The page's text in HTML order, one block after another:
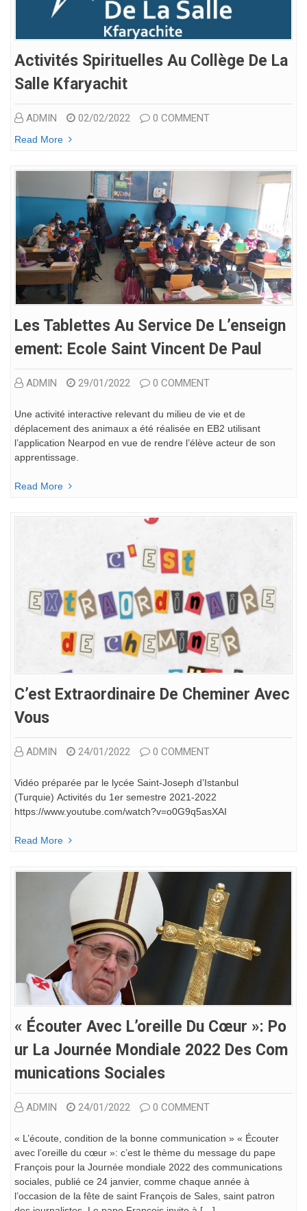
Activités Spirituelles Au Collège De La
Salle Kfaryachit
ADMIN 02/02/2022 0 COMMENT
Read More
Les Tablettes Au Service De L’enseign
Ement: Ecole Saint Vincent De Paul
ADMIN 29/01/2022 0 COMMENT
Une activité interactive relevant du milieu de vie et de
déplacement des animaux a été réalisée en EB2 utilisant
l’application Nearpod en vue de rendre l’élève acteur de son
apprentissage.
Read More
C’est Extraordinaire De Cheminer Avec
Vous
ADMIN 24/01/2022 0 COMMENT
Vidéo préparée par le lycée Saint-Joseph d’Istanbul
(Turquie) Activités du 1er semestre 2021-2022
https://www.youtube.com/watch?v=o0G9q5asXAI
Read More
« Écouter Avec L’oreille Du Cœur »: Po
Ur La Journée Mondiale 2022 Des Com
Munications Sociales
ADMIN 24/01/2022 0 COMMENT
« L’écoute, condition de la bonne communication » « Écouter
avec l’oreille du cœur »: c’est le thème du message du pape
François pour la Journée mondiale 2022 des communications
sociales, publié ce 24 janvier, comme chaque année à
l’occasion de la fête de saint François de Sales, saint patron